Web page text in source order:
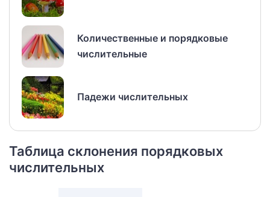
Количественные и порядковые
числительные
Падежи числительных
Таблица склонения порядковых
числительных